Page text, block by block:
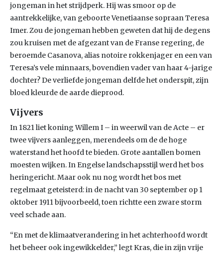
jongeman in het strijdperk. Hij was smoor op de
aantrekkelijke, van geboorte Venetiaanse sopraan Teresa
Imer. Zou de jongeman hebben geweten dat hij de degens
zou kruisen met de afgezant van de Franse regering, de
beroemde Casanova, alias notoire rokkenjager en een van
Teresa’s vele minnaars, bovendien vader van haar 4-jarige
dochter? De verliefde jongeman delfde het onderspit, zijn
bloed kleurde de aarde dieprood.
Vijvers
In 1821 liet koning Willem I – in weerwil van de Acte – er
twee vijvers aanleggen, merendeels om de de hoge
waterstand het hoofd te bieden. Grote aantallen bomen
moesten wijken. In Engelse landschapsstijl werd het bos
heringericht. Maar ook nu nog wordt het bos met
regelmaat geteisterd: in de nacht van 30 september op 1
oktober 1911 bijvoorbeeld, toen richtte een zware storm
veel schade aan.
“En met de klimaatverandering in het achterhoofd wordt
het beheer ook ingewikkelder,” legt Kras, die in zijn vrije